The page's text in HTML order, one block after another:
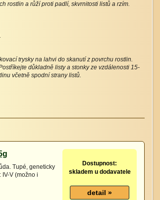
rostlin a růží proti padlí, skvrnitosti listů a rzím.
trysky na lahvi do skanutí z povrchu rostlin.
důkladně listy a stonky ze vzdálenosti 15-
včetně spodní strany listů.
Tupé, geneticky
V (možno i
Dostupnost:
skladem u dodavatele